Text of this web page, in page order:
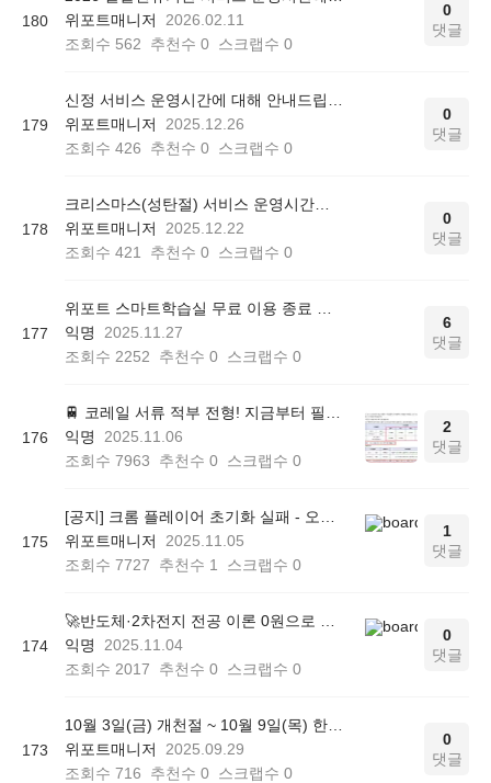
180
위포트매니저
2026.02.11
조회수 562 추천수 0 스크랩수 0
0
댓글
179
위포트매니저
2025.12.26
조회수 426 추천수 0 스크랩수 0
0
댓글
178
위포트매니저
2025.12.22
조회수 421 추천수 0 스크랩수 0
0
댓글
177
익명
2025.11.27
조회수 2252 추천수 0 스크랩수 0
6
댓글
176
익명
2025.11.06
조회수 7963 추천수 0 스크랩수 0
2
댓글
175
위포트매니저
2025.11.05
조회수 7727 추천수 1 스크랩수 0
1
댓글
174
익명
2025.11.04
조회수 2017 추천수 0 스크랩수 0
0
댓글
173
위포트매니저
2025.09.29
조회수 716 추천수 0 스크랩수 0
0
댓글